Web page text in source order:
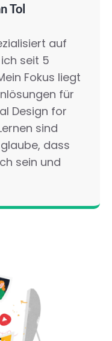
Tol
auf
seit 5
Fokus liegt
für
Design for
sind
dass
sein und